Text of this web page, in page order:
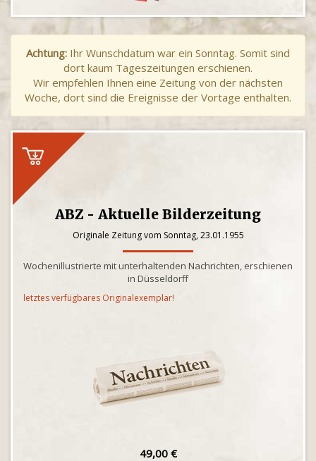
Achtung: Ihr Wunschdatum war ein Sonntag. Somit sind
dort kaum Tageszeitungen erschienen.
Wir empfehlen Ihnen eine Zeitung von der nächsten
Woche, dort sind die Ereignisse der Vortage enthalten.
ABZ - Aktuelle Bilderzeitung
Originale Zeitung vom Sonntag, 23.01.1955
Wochenillustrierte mit unterhaltenden Nachrichten, erschienen
in Düsseldorff
letztes verfügbares Originalexemplar!
49,00 €